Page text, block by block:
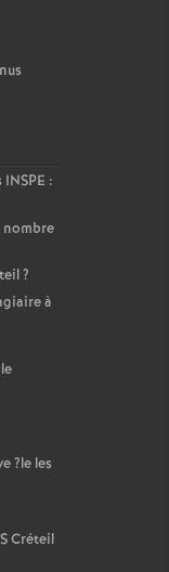
INSPE :
?
à
?le les
Créteil